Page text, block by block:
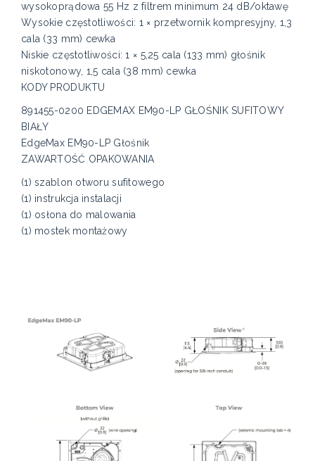
wysokoprądowa 55 Hz z filtrem minimum 24 dB/oktawę
Wysokie częstotliwości: 1 × przetwornik kompresyjny, 1,3
cala (33 mm) cewka
Niskie częstotliwości: 1 × 5,25 cala (133 mm) głośnik
niskotonowy, 1,5 cala (38 mm) cewka
KODY PRODUKTU
891455-0200 EDGEMAX EM90-LP GŁOŚNIK SUFITOWY
BIAŁY
EdgeMax EM90-LP Głośnik
ZAWARTOŚĆ OPAKOWANIA
(1) szablon otworu sufitowego
(1) instrukcja instalacji
(1) osłona do malowania
(1) mostek montażowy